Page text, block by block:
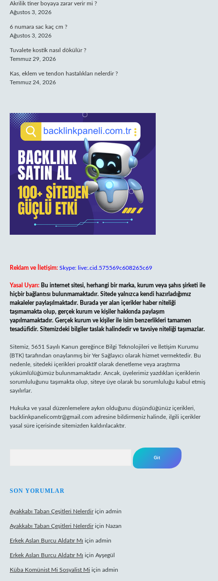
Akrilik tiner boyaya zarar verir mi ?
Ağustos 3, 2026
6 numara sac kaç cm ?
Ağustos 3, 2026
Tuvalete kostik nasıl dökülür ?
Temmuz 29, 2026
Kas, eklem ve tendon hastalıkları nelerdir ?
Temmuz 24, 2026
Reklam ve İletişim: Skype: live:.cid.575569c608265c69
Yasal Uyarı: Bu internet sitesi, herhangi bir marka, kurum veya şahıs şirketi ile
hiçbir bağlantısı bulunmamaktadır. Sitede yalnızca kendi hazırladığımız
makaleler paylaşılmaktadır. Burada yer alan içerikler haber niteliği
taşımamakta olup, gerçek kurum ve kişiler hakkında paylaşım
yapılmamaktadır. Gerçek kurum ve kişiler ile isim benzerlikleri tamamen
tesadüfidir. Sitemizdeki bilgiler taslak halindedir ve tavsiye niteliği taşımazlar.
Sitemiz, 5651 Sayılı Kanun gereğince Bilgi Teknolojileri ve İletişim Kurumu
(BTK) tarafından onaylanmış bir Yer Sağlayıcı olarak hizmet vermektedir. Bu
nedenle, sitedeki içerikleri proaktif olarak denetleme veya araştırma
yükümlülüğümüz bulunmamaktadır. Ancak, üyelerimiz yazdıkları içeriklerin
sorumluluğunu taşımakta olup, siteye üye olarak bu sorumluluğu kabul etmiş
sayılırlar.
Hukuka ve yasal düzenlemelere aykırı olduğunu düşündüğünüz içerikleri,
backlinkpanelicomtr@gmail.com adresine bildirmeniz halinde, ilgili içerikler
yasal süre içerisinde sitemizden kaldırılacaktır.
SON YORUMLAR
Ayakkabı Taban Çeşitleri Nelerdiriçin admin
Ayakkabı Taban Çeşitleri Nelerdiriçin Nazan
Erkek Aslan Burcu Aldatır Mı için admin
Erkek Aslan Burcu Aldatır Mı için Ayşegül
Küba Komünist Mi Sosyalist Mi için admin